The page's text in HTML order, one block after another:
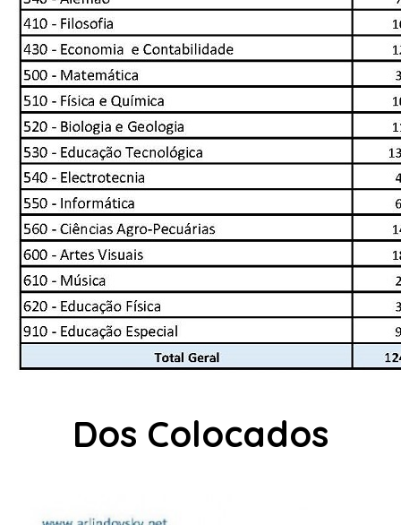
Dos Colocados